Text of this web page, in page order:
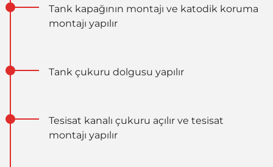
Tank kapağının montajı ve katodik koruma
montajı yapılır
Tank çukuru dolgusu yapılır
Tesisat kanalı çukuru açılır ve tesisat
montajı yapılır